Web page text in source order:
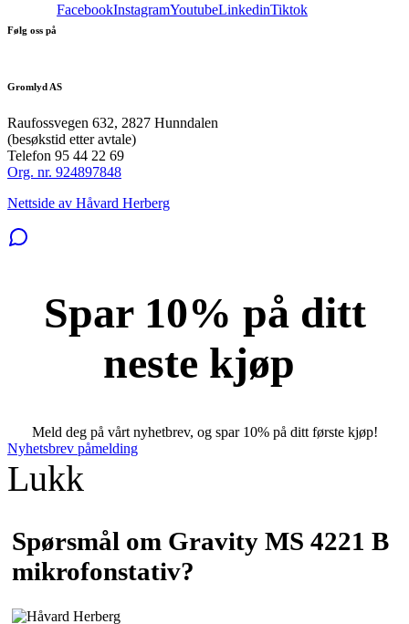
Følg oss på
FacebookInstagramYoutubeLinkedinTiktok
Gromlyd AS
Raufossvegen 632, 2827 Hunndalen
(besøkstid etter avtale)
Telefon 95 44 22 69
Org. nr. 924897848
Nettside av Håvard Herberg
Spar 10% på ditt
neste kjøp
Meld deg på vårt nyhetbrev, og spar 10% på ditt første kjøp!
Nyhetsbrev påmelding
Lukk
Spørsmål om Gravity MS 4221 B
mikrofonstativ?